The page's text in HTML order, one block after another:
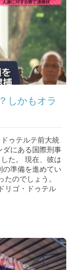
しかもオラ
ゥテルテ前大統
ダにある国際刑事
た。 現在、彼は
の準備を進めてい
のでしょう。
リゴ・ドゥテル